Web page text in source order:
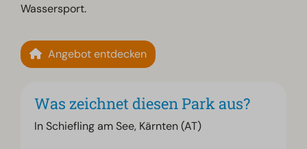
Wassersport.
Angebot entdecken
Was zeichnet diesen Park aus?
In Schiefling am See, Kärnten (AT)